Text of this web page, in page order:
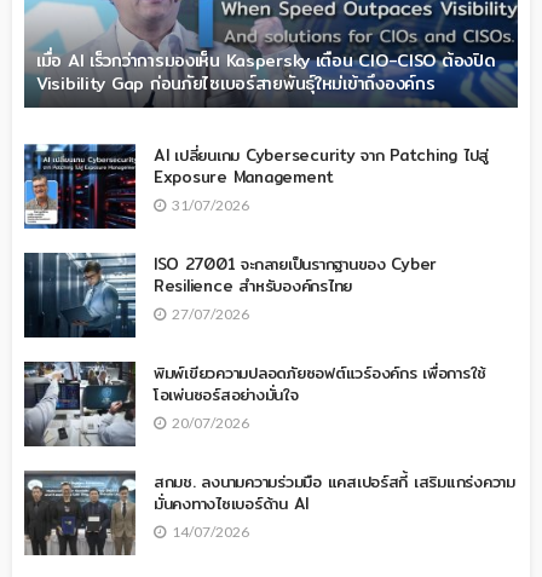
เมื่อ AI เร็วกว่าการมองเห็น Kaspersky เตือน CIO-CISO ต้องปิด
Visibility Gap ก่อนภัยไซเบอร์สายพันธุ์ใหม่เข้าถึงองค์กร
AI เปลี่ยนเกม Cybersecurity จาก Patching ไปสู่
Exposure Management
31/07/2026
ISO 27001 จะกลายเป็นรากฐานของ Cyber
Resilience สำหรับองค์กรไทย
27/07/2026
พิมพ์เขียวความปลอดภัยซอฟต์แวร์องค์กร เพื่อการใช้
โอเพ่นซอร์สอย่างมั่นใจ
20/07/2026
สกมช. ลงนามความร่วมมือ แคสเปอร์สกี้ เสริมแกร่งความ
มั่นคงทางไซเบอร์ด้าน AI
14/07/2026